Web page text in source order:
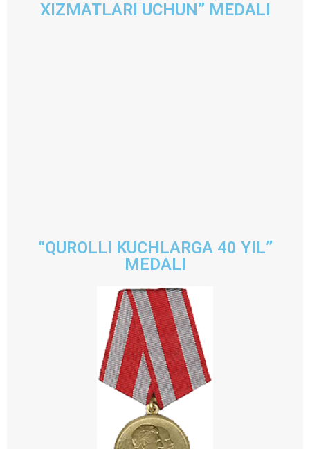
XIZMATLARI UCHUN” MEDALI
“QUROLLI KUCHLARGA 40 YIL”
MEDALI